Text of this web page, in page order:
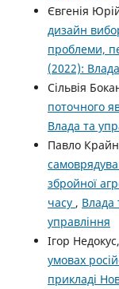
Євгенія
дизайн
проблеми,
(2022):
Сільвія
поточного
Влада та
Павло
збройної
часу , Влада
управління
Ігор
умовах
прикладі